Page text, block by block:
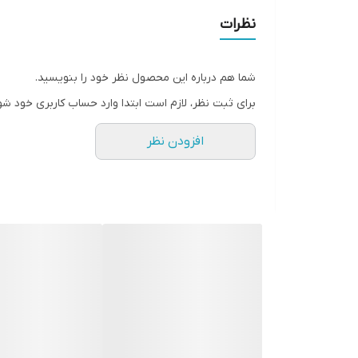
نظرات
شما هم درباره این محصول نظر خود را بنویسید.
برای ثبت نظر، لازم است ابتدا وارد حساب کاربری خود
افزودن نظر